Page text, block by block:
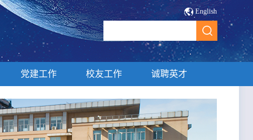
English
党建工作 校友工作 诚聘英才